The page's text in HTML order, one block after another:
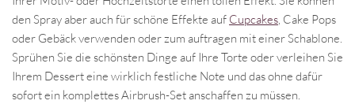
den Spray aber auch für schöne Effekte auf Cupcakes, Cake Pops
oder Gebäck verwenden oder zum auftragen mit einer Schablone.
Sprühen Sie die schönsten Dinge auf Ihre Torte oder verleihen Sie
Ihrem Dessert eine wirklich festliche Note und das ohne dafür
sofort ein komplettes Airbrush-Set anschaffen zu müssen.